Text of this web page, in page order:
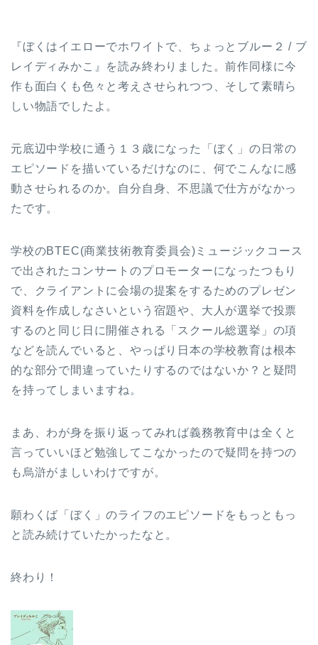
『ぼくはイエローでホワイトで、ちょっとブルー２ / ブ
レイディみかこ』を読み終わりました。前作同様に今
作も面白くも色々と考えさせられつつ、そして素晴ら
しい物語でしたよ。
元底辺中学校に通う１３歳になった「ぼく」の日常の
エピソードを描いているだけなのに、何でこんなに感
動させられるのか。自分自身、不思議で仕方がなかっ
たです。
学校のBTEC(商業技術教育委員会)ミュージックコース
で出されたコンサートのプロモーターになったつもり
で、クライアントに会場の提案をするためのプレゼン
資料を作成しなさいという宿題や、大人が選挙で投票
するのと同じ日に開催される「スクール総選挙」の項
などを読んでいると、やっぱり日本の学校教育は根本
的な部分で間違っていたりするのではないか？と疑問
を持ってしまいますね。
まあ、わが身を振り返ってみれば義務教育中は全くと
言っていいほど勉強してこなかったので疑問を持つの
も烏滸がましいわけですが。
願わくば「ぼく」のライフのエピソードをもっともっ
と読み続けていたかったなと。
終わり！